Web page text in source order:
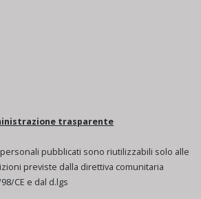
trasparente
pubblicati sono riutilizzabili solo alle
previste dalla direttiva comunitaria
CE e dal d.lgs